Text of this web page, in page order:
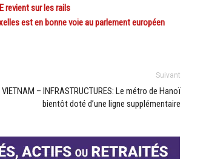
revient sur les rails
est en bonne voie au parlement européen
Suivant
VIETNAM – INFRASTRUCTURES: Le métro de Hanoï
bientôt doté d’une ligne supplémentaire